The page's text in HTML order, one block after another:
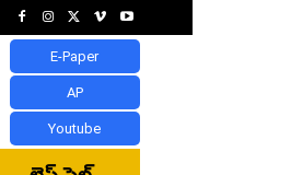
E-Paper
AP
Youtube